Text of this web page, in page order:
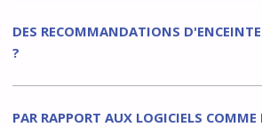
DES RECOMMANDATIONS
?
PAR RAPPORT AUX LOGICIELS COMME